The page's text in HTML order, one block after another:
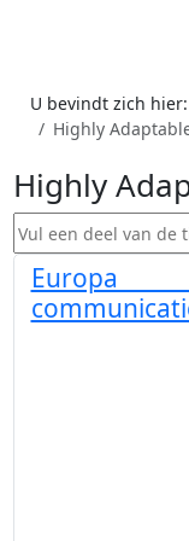
U bevindt zich hier:
Highly
Highly
Vul een deel van de
Europa